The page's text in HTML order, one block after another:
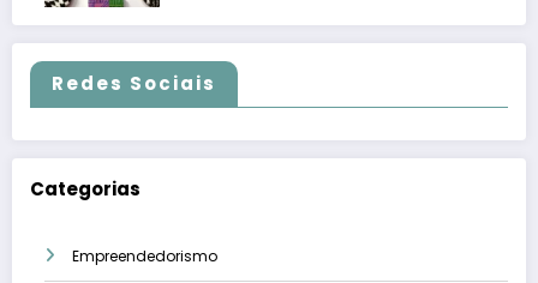
Redes Sociais
Categorias
Empreendedorismo